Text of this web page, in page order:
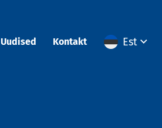
Uudised Kontakt Est